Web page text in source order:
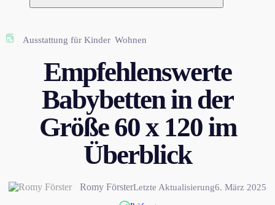
Suchen
Ausstattung für Kinder Wohnen
Empfehlenswerte
Babybetten in der
Größe 60 x 120 im
Überblick
Romy FörsterLetzte Aktualisierung6. März 2025